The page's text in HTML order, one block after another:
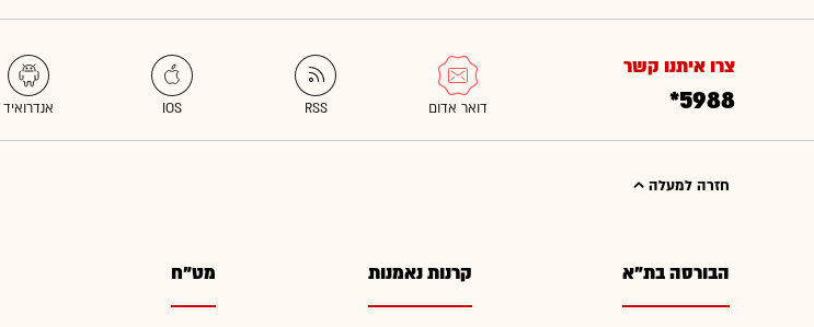
צרו איתנו קשר
*5988
חזרה למעלה
הבורסה בת"א קרנות נאמנות מט"ח